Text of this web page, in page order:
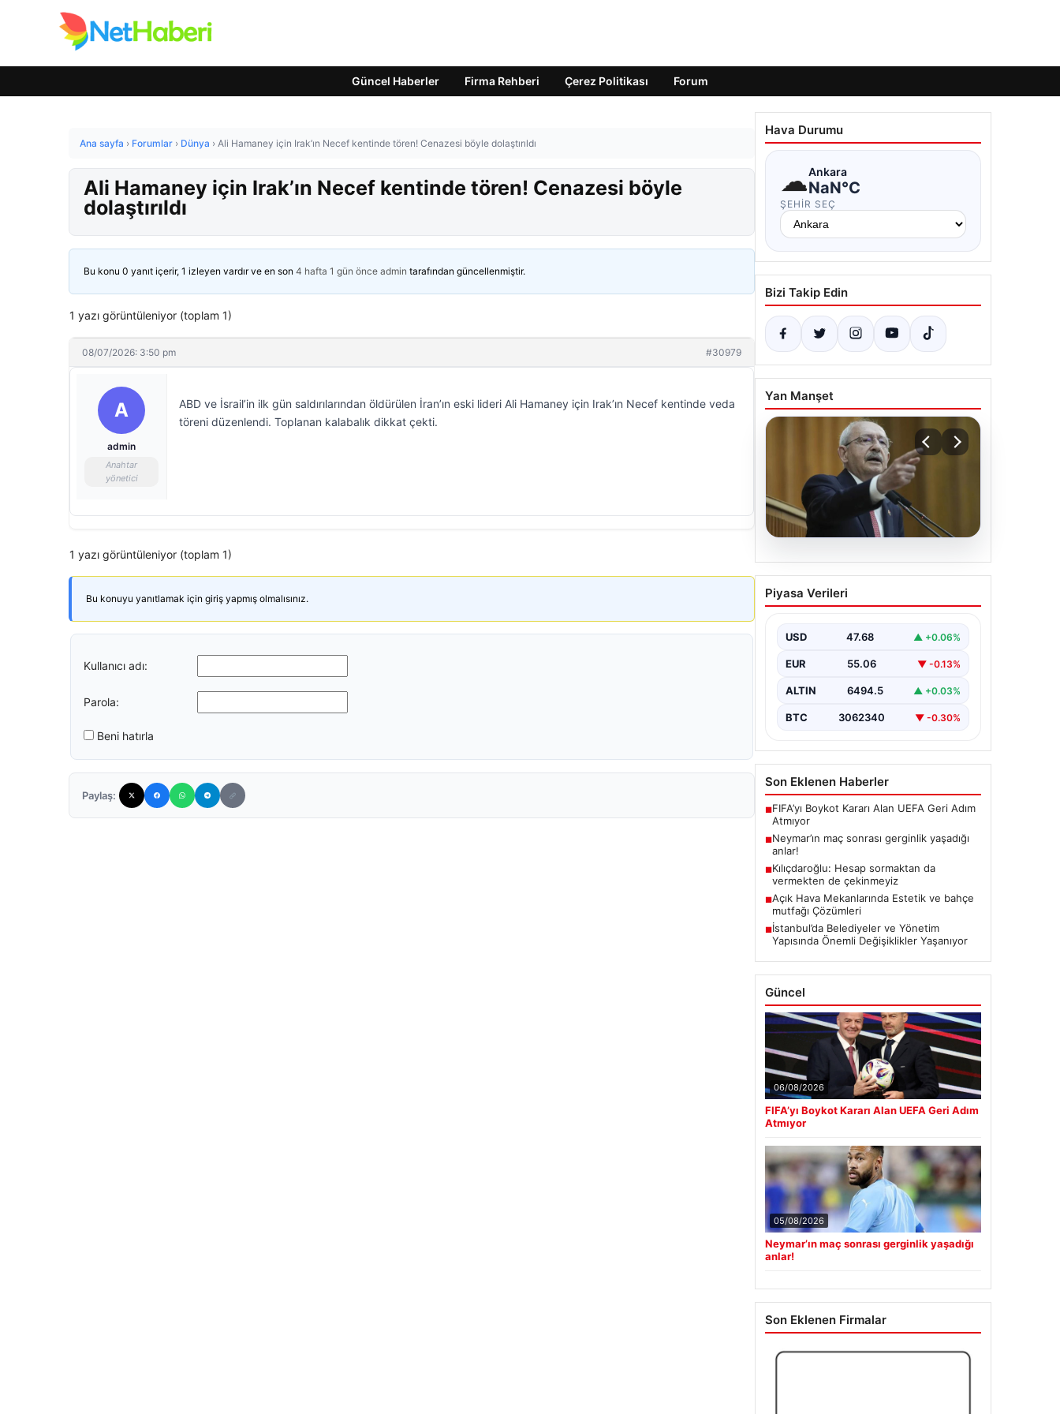
Güncel Haberler Firma Rehberi Çerez Politikası Forum
Ana sayfa › Forumlar › Dünya › Ali Hamaney için Irak’ın Necef kentinde tören! Cenazesi böyle dolaştırıldı
Ali Hamaney için Irak’ın Necef kentinde tören! Cenazesi böyle
dolaştırıldı
Bu konu 0 yanıt içerir, 1 izleyen vardır ve en son 4 hafta 1 gün önce admin tarafından güncellenmiştir.
1 yazı görüntüleniyor (toplam 1)
08/07/2026: 3:50 pm #30979
A
admin
Anahtar
yönetici
ABD ve İsrail’in ilk gün saldırılarından öldürülen İran’ın eski lideri Ali Hamaney için Irak’ın Necef kentinde veda
töreni düzenlendi. Toplanan kalabalık dikkat çekti.
1 yazı görüntüleniyor (toplam 1)
Bu konuyu yanıtlamak için giriş yapmış olmalısınız.
Kullanıcı adı:
Parola:
Beni hatırla
Paylaş:
Hava Durumu
☁Ankara
NaN°C
ŞEHIR SEÇ
Bizi Takip Edin
Yan Manşet
Açık Hava Mekanlarında
Estetik ve bahçe mutfağı
Çözümleri
alanları, konutların en önemli
ulaşmıştır. Yeşille uyumlu…
Piyasa Verileri
Son Eklenen Haberler
FIFA’yı Boykot Kararı Alan UEFA Geri Adım
Atmıyor
Neymar’ın maç sonrası gerginlik yaşadığı
anlar!
Kılıçdaroğlu: Hesap sormaktan da
vermekten de çekinmeyiz
Açık Hava Mekanlarında Estetik ve bahçe
mutfağı Çözümleri
İstanbul’da Belediyeler ve Yönetim
Güncel
06/08/2026
FIFA’yı Boykot Kararı Alan UEFA Geri Adım
05/08/2026
Neymar’ın maç sonrası gerginlik yaşadığı
Son Eklenen Firmalar